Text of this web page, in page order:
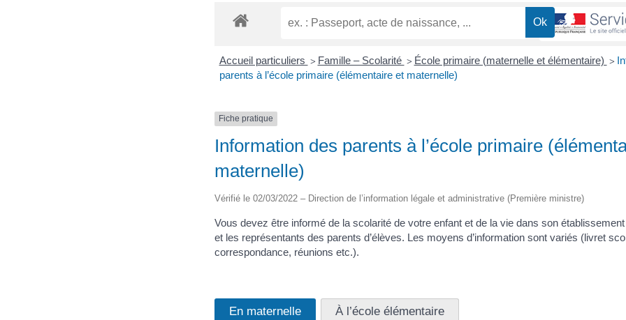
Accueil particuliers > Famille – Scolarité > École primaire (maternelle et élémentaire) >
parents à l’école primaire (élémentaire et maternelle)
Fiche pratique
Information des parents à l’école primaire
maternelle)
Vérifié le 02/03/2022 – Direction de l’information légale et administrative (Première ministre)
Vous devez être informé de la scolarité de votre enfant et de la vie dans son
et les représentants des parents d’élèves. Les moyens d’information sont variés (livret
correspondance, réunions etc.).
En maternelle À l’école élémentaire